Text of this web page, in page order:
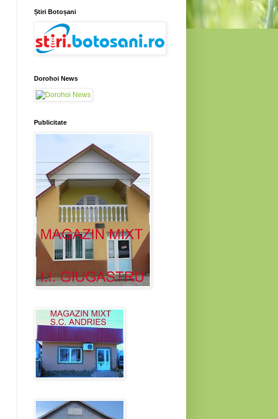
Știri Botoșani
Dorohoi News
Publicitate